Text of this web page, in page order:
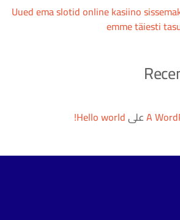
Uued ema slotid online kasiino
emme täiesti
AعلىHello world!